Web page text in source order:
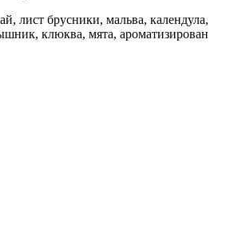
лист брусники, мальва, календула,
клюква, мята, ароматизирован